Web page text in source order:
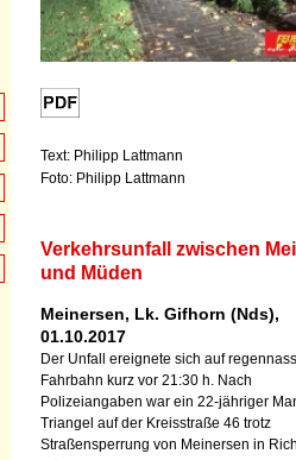
Text: Philipp Lattmann
Foto: Philipp Lattmann
Verkehrsunfall zwischen
und Müden
Meinersen, Lk. Gifhorn (Nds),
01.10.2017
Der Unfall ereignete sich auf
Fahrbahn kurz vor 21:30 h. Nach
Polizeiangaben war ein 22-jähriger
Triangel auf der Kreisstraße 46 trotz
Straßensperrung von Meinersen in